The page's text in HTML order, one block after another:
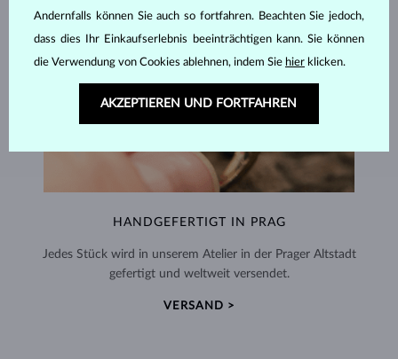
HANDGEFERTIGT IN PRAG
Jedes Stück wird in unserem Atelier in der Prager Altstadt
gefertigt und weltweit versendet.
VERSAND >
Andernfalls können Sie auch so fortfahren. Beachten Sie jedoch,
dass dies Ihr Einkaufserlebnis beeinträchtigen kann. Sie können
die Verwendung von Cookies ablehnen, indem Sie hier klicken.
AKZEPTIEREN UND FORTFAHREN